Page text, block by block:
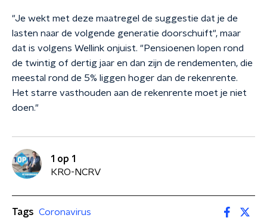
"Je wekt met deze maatregel de suggestie dat je de
lasten naar de volgende generatie doorschuift", maar
dat is volgens Wellink onjuist. "Pensioenen lopen rond
de twintig of dertig jaar en dan zijn de rendementen, die
meestal rond de 5% liggen hoger dan de rekenrente.
Het starre vasthouden aan de rekenrente moet je niet
doen."
1 op 1
KRO-NCRV
Tags Coronavirus